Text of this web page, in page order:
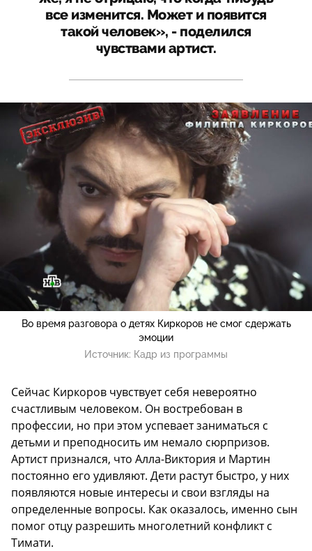
все изменится. Может и появится
такой человек», - поделился
чувствами артист.
Во время разговора о детях Киркоров не смог сдержать
эмоции
Источник: Кадр из программы
Сейчас Киркоров чувствует себя невероятно
счастливым человеком. Он востребован в
профессии, но при этом успевает заниматься с
детьми и преподносить им немало сюрпризов.
Артист признался, что Алла-Виктория и Мартин
постоянно его удивляют. Дети растут быстро, у них
появляются новые интересы и свои взгляды на
определенные вопросы. Как оказалось, именно сын
помог отцу разрешить многолетний конфликт с
Тимати.